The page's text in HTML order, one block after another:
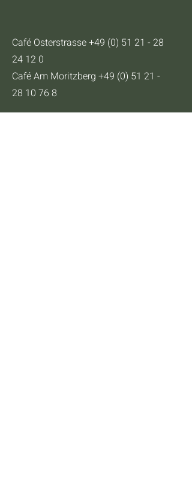
Café Osterstrasse+49 (0) 51 21 - 28
24 12 0
Café Am Moritzberg +49 (0) 51 21 -
28 10 76 8